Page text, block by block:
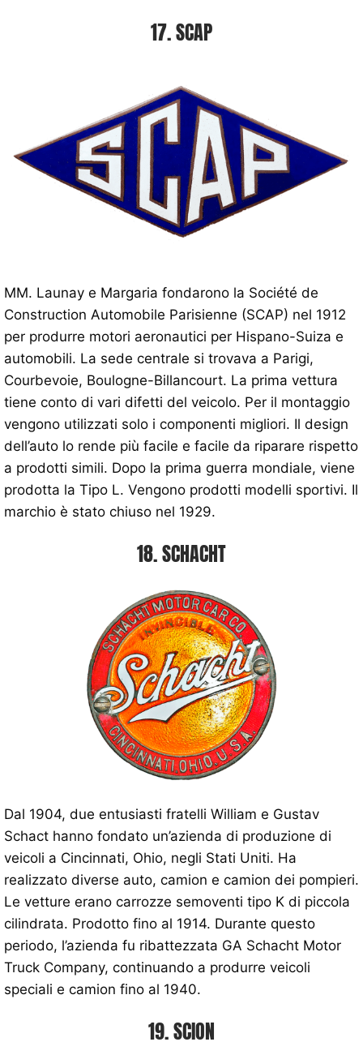
17. SCAP
MM. Launay e Margaria fondarono la Société de
Construction Automobile Parisienne (SCAP) nel 1912
per produrre motori aeronautici per Hispano-Suiza e
automobili. La sede centrale si trovava a Parigi,
Courbevoie, Boulogne-Billancourt. La prima vettura
tiene conto di vari difetti del veicolo. Per il montaggio
vengono utilizzati solo i componenti migliori. Il design
dell’auto lo rende più facile e facile da riparare rispetto
a prodotti simili. Dopo la prima guerra mondiale, viene
prodotta la Tipo L. Vengono prodotti modelli sportivi. Il
marchio è stato chiuso nel 1929.
18. SCHACHT
Dal 1904, due entusiasti fratelli William e Gustav
Schact hanno fondato un’azienda di produzione di
veicoli a Cincinnati, Ohio, negli Stati Uniti. Ha
realizzato diverse auto, camion e camion dei pompieri.
Le vetture erano carrozze semoventi tipo K di piccola
cilindrata. Prodotto fino al 1914. Durante questo
periodo, l’azienda fu ribattezzata GA Schacht Motor
Truck Company, continuando a produrre veicoli
speciali e camion fino al 1940.
19. SCION